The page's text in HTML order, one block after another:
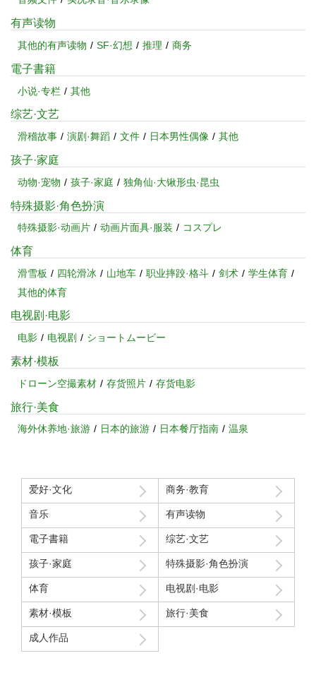
有声读物
其他的有声读物 SF·幻想 推理 商务
電子書籍
小说·专栏 其他
综艺·文艺
滑稽故事 演剧·舞蹈 文件 日本男性偶像 其他
孩子·家庭
动物·宠物 孩子·家庭 独角仙·大锹形虫·昆虫
特殊摄影·角色扮演
特殊摄影·动画片 动画片面具·服装 コスプレ
体育
滑雪板 四轮滑冰 山地车 职业摔跤·格斗 剑术
学生体育
其他的体育
电视剧·电影
电影 电视剧 ショートムービー
素材·模板
ドローン空撮素材 存货照片 存货电影
旅行·美食
海外休养地·旅游 日本的旅游 日本餐厅指南 温泉
爱好·文化 商务·教育
音乐 有声读物
電子書籍 综艺·文艺
孩子·家庭 特殊摄影·角色扮演
体育 电视剧·电影
素材·模板 旅行·美食
成人作品